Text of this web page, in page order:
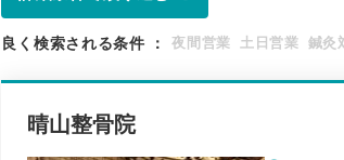
良く検索される条件 ： 夜間営業 土日営業 鍼灸
晴山整骨院